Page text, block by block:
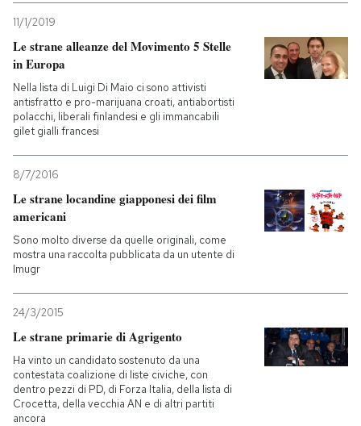
11/1/2019
Le strane alleanze del Movimento 5 Stelle
in Europa
Nella lista di Luigi Di Maio ci sono attivisti
antisfratto e pro-marijuana croati, antiabortisti
polacchi, liberali finlandesi e gli immancabili
gilet gialli francesi
8/7/2016
Le strane locandine giapponesi dei film
americani
Sono molto diverse da quelle originali, come
mostra una raccolta pubblicata da un utente di
Imugr
24/3/2015
Le strane primarie di Agrigento
Ha vinto un candidato sostenuto da una
contestata coalizione di liste civiche, con
dentro pezzi di PD, di Forza Italia, della lista di
Crocetta, della vecchia AN e di altri partiti
ancora